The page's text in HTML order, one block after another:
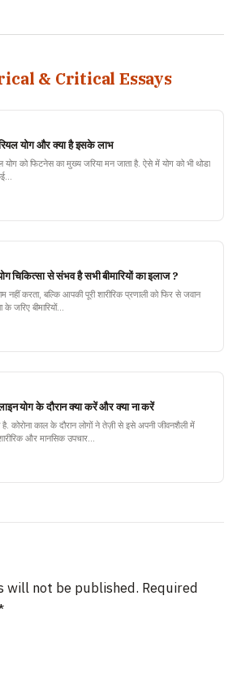
& Critical Essays
योग और क्या है इसके लाभ
को फिटनेस का मुख्य जरिया मन जाता है. ऐसे में योग को भी थोडा
चिकित्सा से संभव है सभी बीमारियों का इलाज ?
नहीं करता, बल्कि आपकी पूरी शारीरिक प्रणाली को फिर से जवान
के जरिए बीमारियों…
योग के दौरान क्या करें और क्या ना करें
कोरोना काल के दौरान लोगों ने तेज़ी से इसे अपनी जीवनशैली में
और मानसिक उपचार…
will not be published. Required